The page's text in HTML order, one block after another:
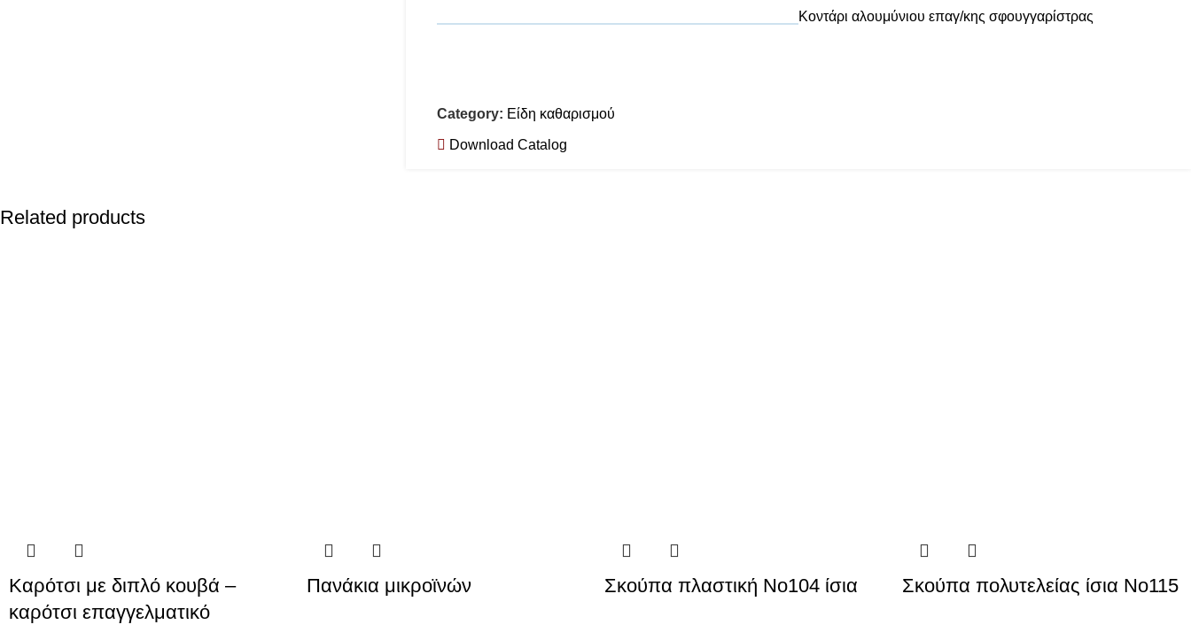
Κοντάρι αλουμύνιου επαγ/κης σφουγγαρίστρας
Category: Είδη καθαρισμού
Download Catalog
Related products
Καρότσι με διπλό κουβά –
καρότσι επαγγελματικό
Πανάκια μικροϊνών Σκούπα πλαστική Νο104 ίσια Σκούπα πολυτελείας ίσια Νο115